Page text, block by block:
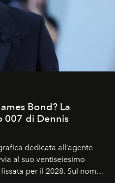
Bond? La
007 di Dennis
dedicata all’agente
al suo ventiseiesimo
per il 2028. Sul nome